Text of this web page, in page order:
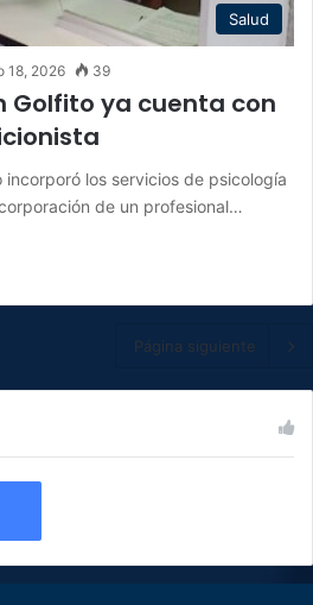
Salud
18, 2026 39
Golfito ya cuenta con
incorporó los servicios de psicología
de un profesional…
Página siguiente